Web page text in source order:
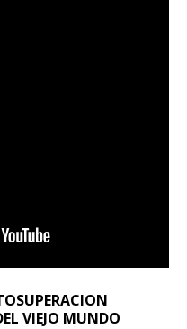
VIEJO MUNDO